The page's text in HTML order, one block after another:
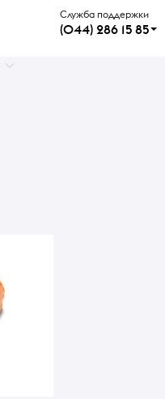
Служба поддержки
(044) 286 15 85